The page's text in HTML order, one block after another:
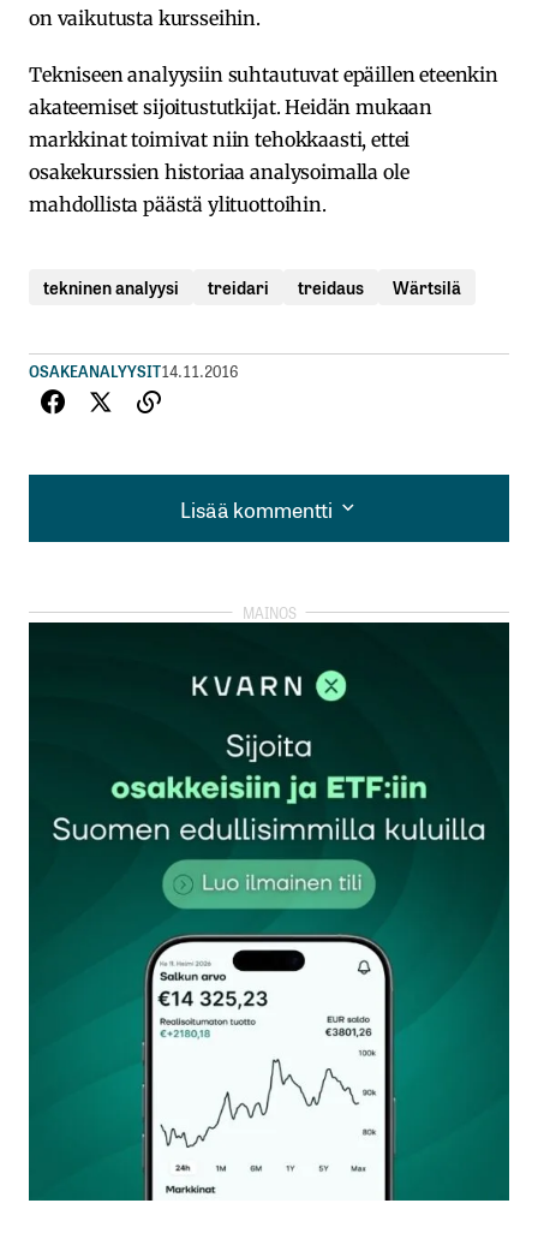
on vaikutusta kursseihin.
Tekniseen analyysiin suhtautuvat epäillen eteenkin
akateemiset sijoitustutkijat. Heidän mukaan
markkinat toimivat niin tehokkaasti, ettei
osakekurssien historiaa analysoimalla ole
mahdollista päästä ylituottoihin.
tekninen analyysi treidari treidaus Wärtsilä
OSAKEANALYYSIT14.11.2016
Lisää kommentti
Lisää kommentti
kirjautua
rekisteröityä
Sähköpostiosoitettasi ei julkaista.Pakolliset
kentät on merkitty*
Kommentti*
Nimesi tai nimimerkkisi
Sähköpostiosoitteesi